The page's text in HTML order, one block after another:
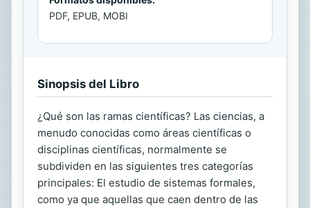
PDF, EPUB, MOBI
Sinopsis del Libro
¿Qué son las ramas científicas? Las ciencias, a
menudo conocidas como áreas científicas o
disciplinas científicas, normalmente se
subdividen en las siguientes tres categorías
principales: El estudio de sistemas formales,
como ya que aquellas que caen dentro de las